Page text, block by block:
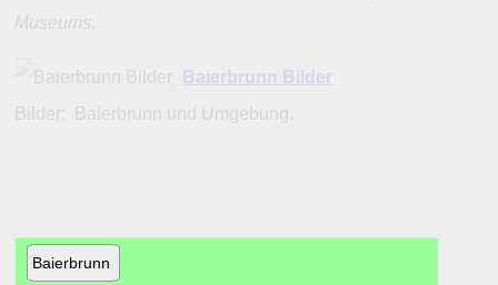
Museums.
Baierbrunn Bilder
Bilder: Baierbrunn und Umgebung.
Baierbrunn